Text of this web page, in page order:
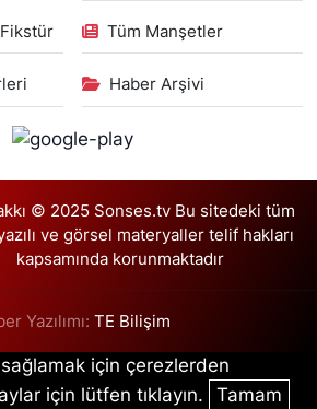
Tüm Manşetler
Haber Arşivi
© 2025 Sonses.tv Bu sitedeki tüm
ve görsel materyaller telif hakları
kapsamında korunmaktadır
Yazılımı: TE Bilişim
için çerezlerden
için lütfen tıklayın.
Tamam